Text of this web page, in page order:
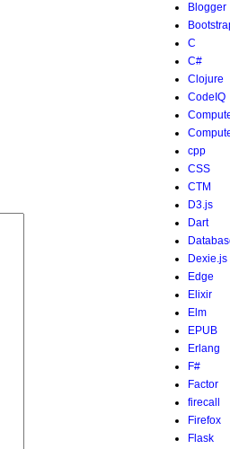
Blogger
C
C#
Clojure
CodeIQ
cpp
CSS
CTM
D3.js
Dart
Dexie.js
Edge
Elixir
Elm
EPUB
Erlang
F#
Factor
firecall
Firefox
Flask